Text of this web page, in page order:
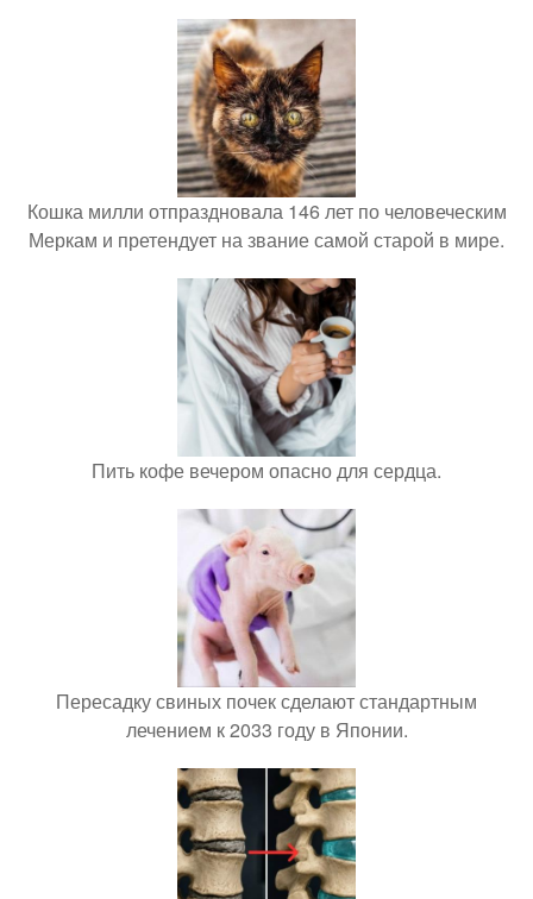
Кошка милли отпраздновала 146 лет по человеческим
Меркам и претендует на звание самой старой в мире.
Пить кофе вечером опасно для сердца.
Пересадку свиных почек сделают стандартным
лечением к 2033 году в Японии.